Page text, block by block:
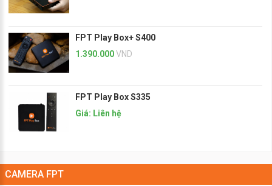
FPT Play Box+ S400
1.390.000VND
FPT Play Box S335
Giá: Liên hệ
CAMERA FPT